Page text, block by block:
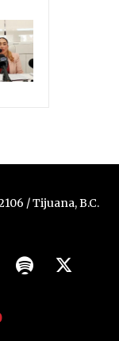
/ Tijuana, B.C.